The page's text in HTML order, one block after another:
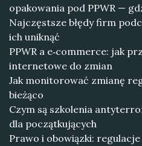
opakowania pod PPWR —
Najczęstsze błędy firm
ich uniknąć
PPWR a e‑commerce: jak
internetowe do zmian
Jak monitorować zmianę
bieżąco
Czym są szkolenia
dla początkujących
Prawo i obowiązki: